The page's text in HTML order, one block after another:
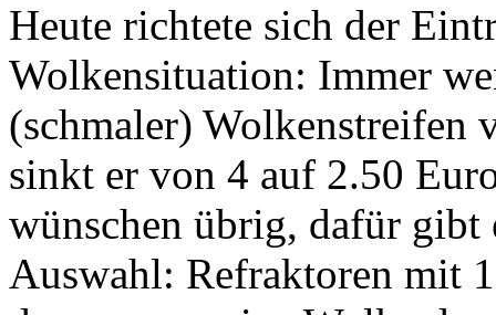
Heute richtete sich der
Wolkensituation: Immer
(schmaler) Wolkenstreifen
sinkt er von 4 auf 2.50
wünschen übrig, dafür gibt
Auswahl: Refraktoren mit